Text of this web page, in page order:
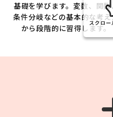
基礎を学びます。変数、関数
条件分岐などの基本的な考え
から段階的に習得します。
スクロー